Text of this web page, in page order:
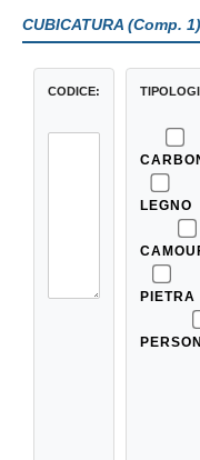
CUBICATURA (Comp. 1)
CODICE:
LEGNO
PIETRA